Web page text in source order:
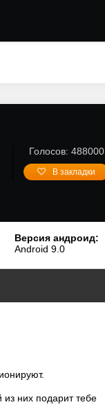
Голосов: 488000
В закладки
Версия андроид:
Android 9.0
них подарит тебе